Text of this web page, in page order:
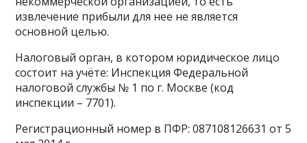
извлечение прибыли для нее не является
основной целью.
Налоговый орган, в котором юридическое лицо
состоит на учёте: Инспекция Федеральной
налоговой службы № 1 по г. Москве (код
инспекции – 7701).
Регистрационный номер в ПФР: 087108126631 от 5